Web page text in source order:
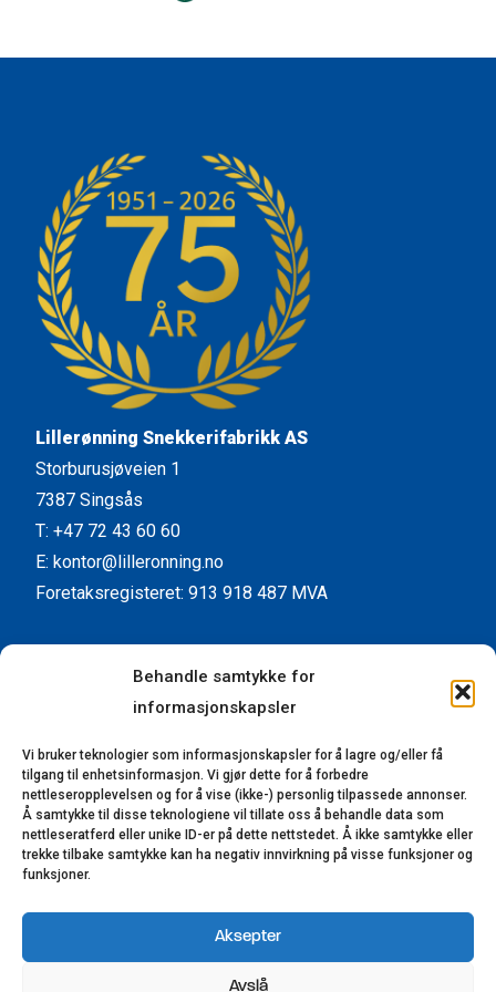
Behandle samtykke for
informasjonskapsler
Vi bruker teknologier som informasjonskapsler for å lagre og/eller få
tilgang til enhetsinformasjon. Vi gjør dette for å forbedre
nettleseropplevelsen og for å vise (ikke-) personlig tilpassede annonser.
Å samtykke til disse teknologiene vil tillate oss å behandle data som
nettleseratferd eller unike ID-er på dette nettstedet. Å ikke samtykke eller
trekke tilbake samtykke kan ha negativ innvirkning på visse funksjoner og
funksjoner.
Aksepter
Avslå
Lillerønning Snekkerifabrikk AS
Storburusjøveien 1
7387 Singsås
T: +47 72 43 60 60
E: kontor@lilleronning.no
Foretaksregisteret: 913 918 487 MVA
Facebook
Instagram
YouTube
LinkedIn
Kontaktinformasjon
Forhandlere
Reklamasjon
Bærekraft
Åpenhetsloven